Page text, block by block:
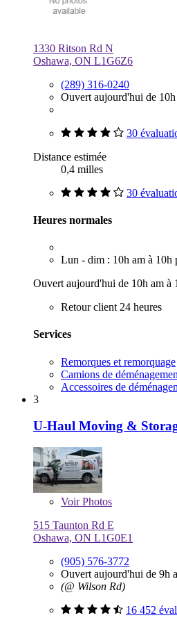
1330 Ritson Rd N
Oshawa, ON L1G6Z6
(289) 316-0240
Ouvert aujourd'hui de
30
Distance estimée
0,4 milles
30
Heures normales
Lun - dim : 10h am à 10h
Ouvert aujourd'hui de 10h am à
Retour client 24 heures
Services
Remorques et remorquage
Camions de
Accessoires de
3
U-Haul Moving &
VoirPhotos
515 Taunton Rd E
Oshawa, ON L1G0E1
(905) 576-3772
Ouvert aujourd'hui de 9h
(@ Wilson Rd)
16 452